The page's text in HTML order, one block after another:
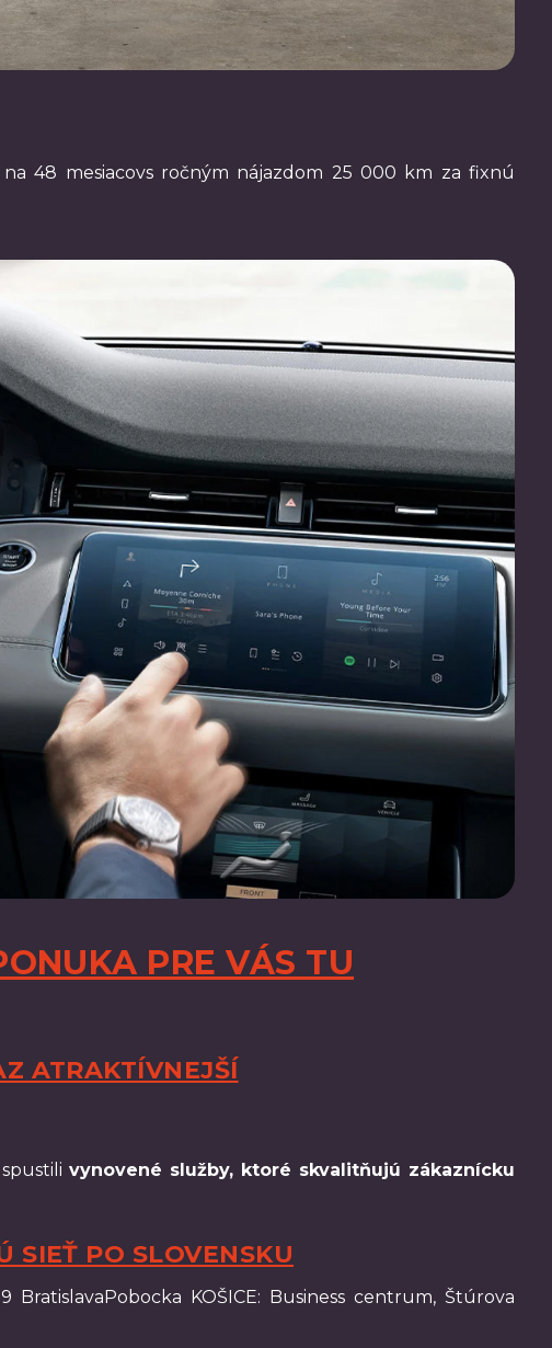
48 mesiacovs ročným nájazdom 25 000 km za fixnú
PRE VÁS TU
ATRAKTÍVNEJŠÍ
spustilivynovené služby, ktoré skvalitňujú zákaznícku
SIEŤ PO SLOVENSKU
BratislavaPobocka KOŠICE: Business centrum, Štúrova